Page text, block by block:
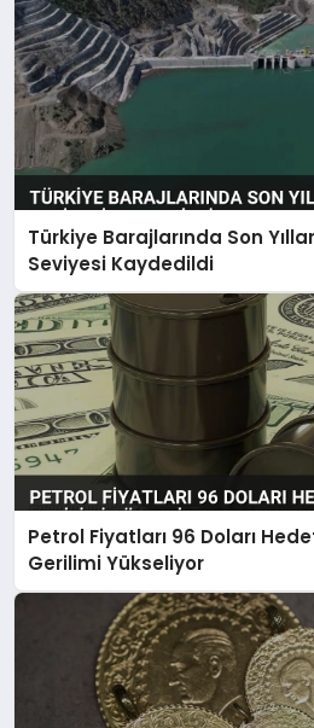
Türkiye Barajlarında Son
Seviyesi Kaydedildi
Petrol Fiyatları 96 Doları
Gerilimi Yükseliyor